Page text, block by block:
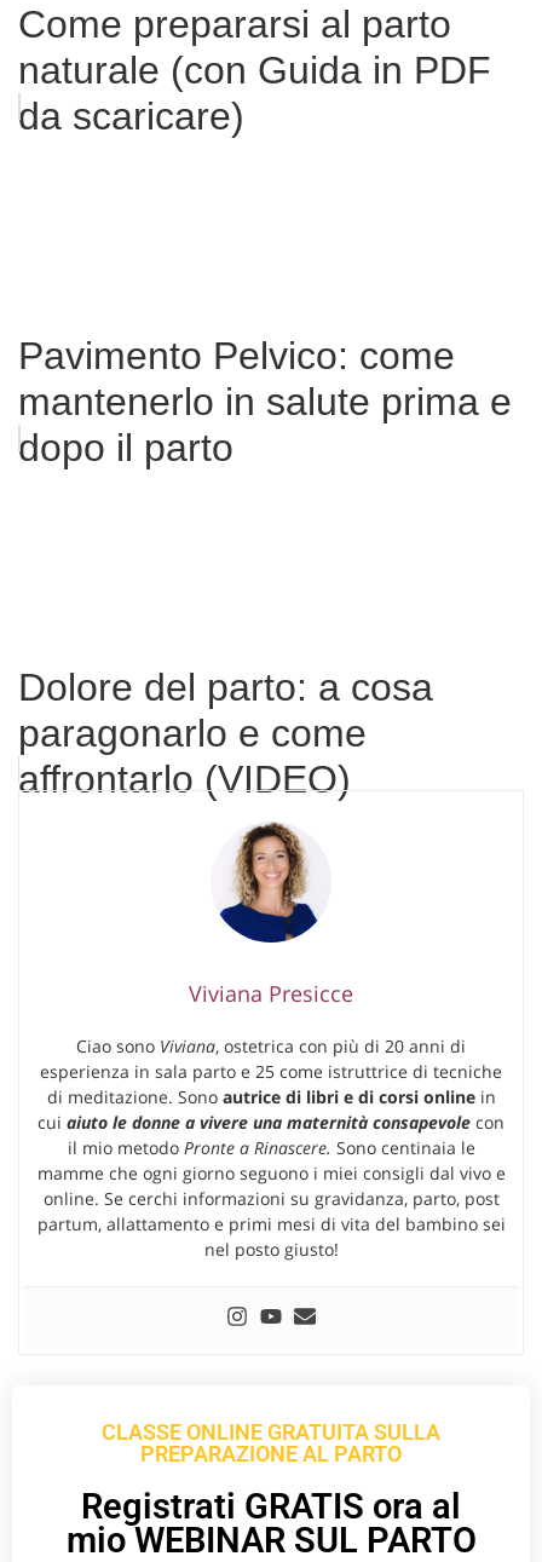
Come prepararsi al parto
naturale (con Guida in PDF
da scaricare)
Pavimento Pelvico: come
mantenerlo in salute prima e
dopo il parto
Dolore del parto: a cosa
paragonarlo e come
affrontarlo (VIDEO)
Viviana Presicce
Ciao sono Viviana, ostetrica con più di 20 anni di
esperienza in sala parto e 25 come istruttrice di tecniche
di meditazione. Sono autrice di libri e di corsi onlinein
cui aiuto le donne a vivere una maternità consapevole con
il mio metodo Pronte a Rinascere. Sono centinaia le
mamme che ogni giorno seguono i miei consigli dal vivo e
online. Se cerchi informazioni su gravidanza, parto, post
partum, allattamento e primi mesi di vita del bambino sei
nel posto giusto!
CLASSE ONLINE GRATUITA SULLA
PREPARAZIONE AL PARTO
Registrati GRATIS ora al
mio WEBINAR SUL PARTO